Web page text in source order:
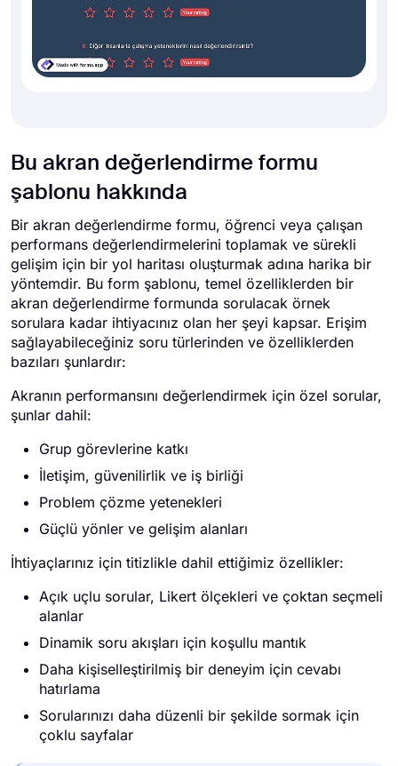
Bu akran değerlendirme formu
şablonu hakkında
Bir akran değerlendirme formu, öğrenci veya çalışan
performans değerlendirmelerini toplamak ve sürekli
gelişim için bir yol haritası oluşturmak adına harika bir
yöntemdir. Bu form şablonu, temel özelliklerden bir
akran değerlendirme formunda sorulacak örnek
sorulara kadar ihtiyacınız olan her şeyi kapsar. Erişim
sağlayabileceğiniz soru türlerinden ve özelliklerden
bazıları şunlardır:
Akranın performansını değerlendirmek için özel sorular,
şunlar dahil:
Grup görevlerine katkı
İletişim, güvenilirlik ve iş birliği
Problem çözme yetenekleri
Güçlü yönler ve gelişim alanları
İhtiyaçlarınız için titizlikle dahil ettiğimiz özellikler:
Açık uçlu sorular, Likert ölçekleri ve çoktan seçmeli
alanlar
Dinamik soru akışları için koşullu mantık
Daha kişiselleştirilmiş bir deneyim için cevabı
hatırlama
Sorularınızı daha düzenli bir şekilde sormak için
çoklu sayfalar